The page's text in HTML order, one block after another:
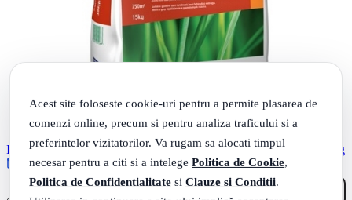
Acest site foloseste cookie-uri pentru a permite plasarea de
comenzi online, precum si pentru analiza traficului si a
preferintelor vizitatorilor. Va rugam sa alocati timpul
necesar pentru a citi si a intelege Politica de Cookie,
Politica de Confidentialitate si Clauze si Conditii.
Ingrasamant Landscaper Pro Weed&Feed - combatere dicotile 15 kg
Rate 0% dobanda cu TBI
19